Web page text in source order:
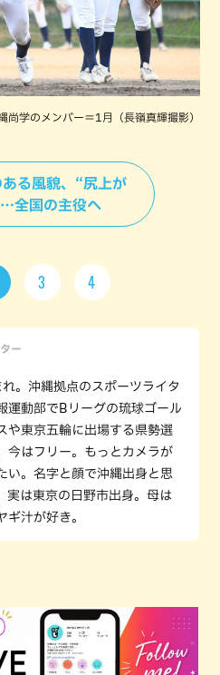
尚学のメンバー＝1月（長嶺真輝撮影）
る風貌、“尻上が
…全国の主役へ
3 4
ー
。沖縄拠点のスポーツライタ
運動部でBリーグの琉球ゴール
や東京五輪に出場する県勢選
今はフリー。もっとカメラが
い。名字と顔で沖縄出身と思
実は東京の日野市出身。母は
ギ汁が好き。